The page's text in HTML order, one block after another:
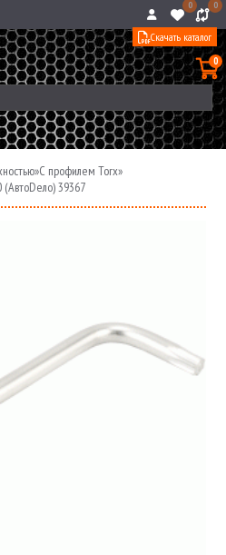
0 0
0
Скачать каталог
»С профилем Torx»
39367